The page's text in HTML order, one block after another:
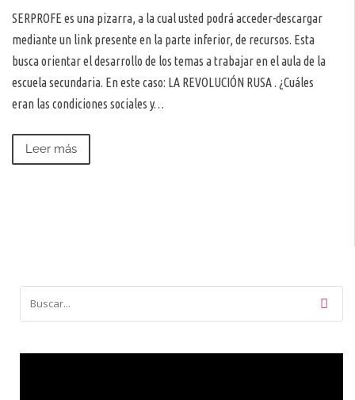
SERPROFE es una pizarra, a la cual usted podrá acceder-descargar
mediante un link presente en la parte inferior, de recursos. Esta
busca orientar el desarrollo de los temas a trabajar en el aula de la
escuela secundaria. En este caso: LA REVOLUCIÓN RUSA . ¿Cuáles
eran las condiciones sociales y…
Leer más